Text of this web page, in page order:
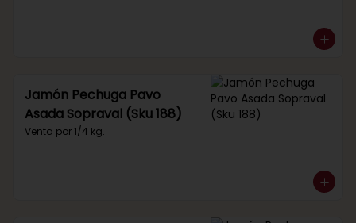
Jamón Pechuga Pavo
Asada Sopraval (Sku 188)
Venta por 1/4 kg.